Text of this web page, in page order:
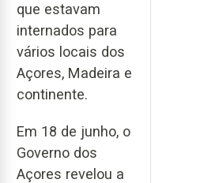
que estavam
internados para
vários locais dos
Açores, Madeira e
continente.
Em 18 de junho, o
Governo dos
Açores revelou a